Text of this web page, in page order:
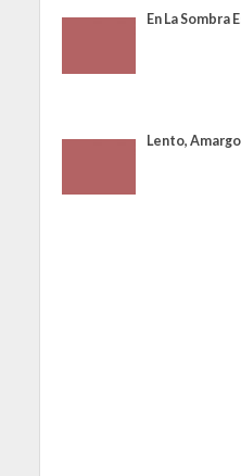
En La Sombra
Lento,